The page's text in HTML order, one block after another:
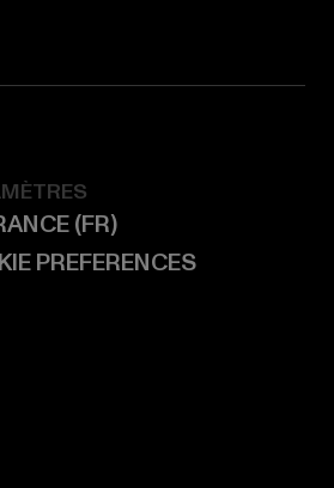
PREFERENCES